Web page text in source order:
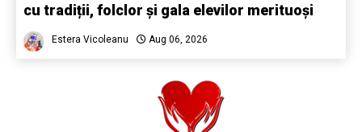
cu tradiții, folclor și gala elevilor merituoși
Estera Vicoleanu Aug 06, 2026